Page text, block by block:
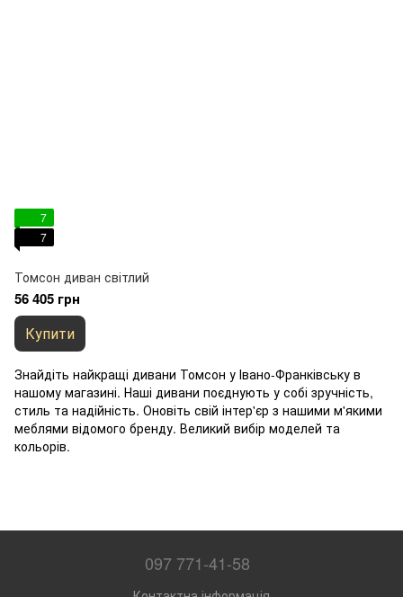
7
7
Томсон диван світлий
56 405 грн
Купити
Знайдіть найкращі дивани Томсон у Івано-Франківську в
нашому магазині. Наші дивани поєднують у собі зручність,
стиль та надійність. Оновіть свій інтер'єр з нашими м'якими
меблями відомого бренду. Великий вибір моделей та
кольорів.
097 771-41-58